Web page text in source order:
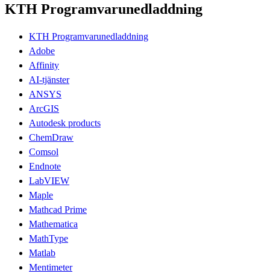
KTH Programvarunedladdning
KTH Programvarunedladdning
Adobe
Affinity
AI-tjänster
ANSYS
ArcGIS
Autodesk products
ChemDraw
Comsol
Endnote
LabVIEW
Maple
Mathcad Prime
Mathematica
MathType
Matlab
Mentimeter